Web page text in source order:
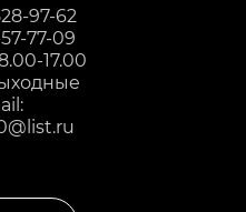
97-62
77-09
17.00